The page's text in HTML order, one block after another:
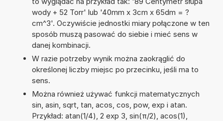
wody + 52 Torr' lub '40mm x 3cm x 65dm = ?
cm^3'. Oczywiście jednostki miary połączone w ten
sposób muszą pasować do siebie i mieć sens w
danej kombinacji.
W razie potrzeby wynik można zaokrąglić do
określonej liczby miejsc po przecinku, jeśli ma to
sens.
Można również używać funkcji matematycznych
sin, asin, sqrt, tan, acos, cos, pow, exp i atan.
Przykład: atan(1/4), 2 exp 3, sin(π/2), acos(1),